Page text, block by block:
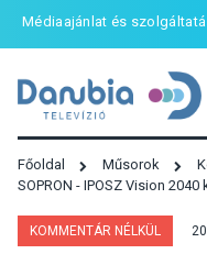
Médiaajánlat és
Főoldal Műsorok
SOPRON - IPOSZ Vision
KOMMENTÁR NÉLKÜL